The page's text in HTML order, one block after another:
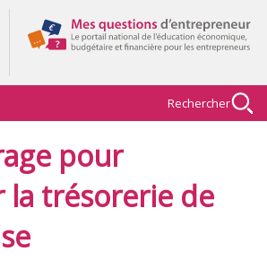
Rechercher
pour
la trésorerie de